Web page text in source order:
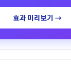
효과 미리보기 →